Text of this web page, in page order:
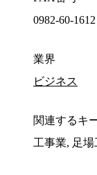
0982-60-1612
業界
ビジネス
関連するキ
工事業, 足場